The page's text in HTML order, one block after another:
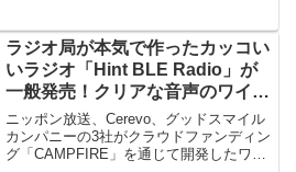
ラジオ局が本気で作ったカッコい
いラジオ「Hint BLE Radio」が
一般発売！クリアな音声のワイド
FMにも対応！
ニッポン放送、Cerevo、グッドスマイル
カンパニーの3社がクラウドファンディン
グ「CAMPFIRE」を通じて開発したワイ